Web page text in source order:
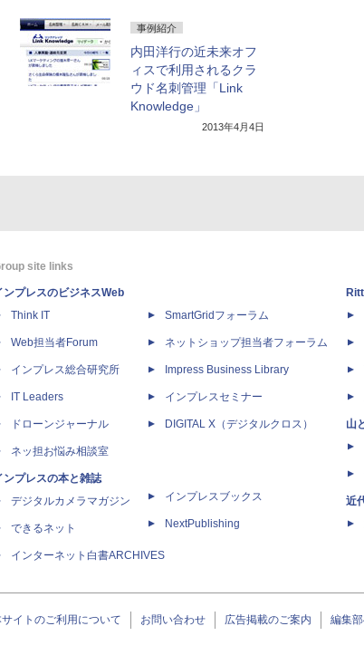
事例紹介
内田洋行の近未来オフ
ィスで利用されるクラ
ウド名刺管理「Link
Knowledge」
2013年4月4日
site links
ンプレスのビジネスWeb
Think IT
Web担当者Forum
インプレス総合研究所
IT Leaders
ドローンジャーナル
ネッ担お悩み相談室
ンプレスの本と雑誌
デジタルカメラマガジン
できるネット
インターネット白書ARCHIVES
SmartGridフォーラム
ネットショップ担当者フォーラム
Impress Business Library
インプレスセミナー
DIGITAL X（デジタルクロス）
インプレスブックス
NextPublishing
山
近
イトのご利用について お問い合わせ 広告掲載のご案内 編集